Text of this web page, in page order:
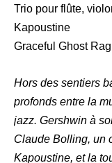
Trio pour flûte,
Kapoustine
Graceful Ghost
Hors des sentiers
profonds entre la
jazz. Gershwin à
Claude Bolling, un
Kapoustine, et la